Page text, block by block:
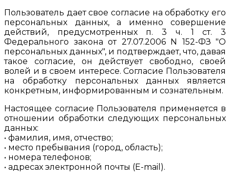
Пользователь дает свое согласие на обработку его
персональных данных, а именно совершение
действий, предусмотренных п. 3 ч. 1 ст. 3
Федерального закона от 27.07.2006 N 152-ФЗ "О
персональных данных", и подтверждает, что, давая
такое согласие, он действует свободно, своей
волей и в своем интересе. Согласие Пользователя
на обработку персональных данных является
конкретным, информированным и сознательным.
Настоящее согласие Пользователя применяется в
отношении обработки следующих персональных
данных:
• фамилия, имя, отчество;
• место пребывания (город, область);
• номера телефонов;
• адресах электронной почты (E-mail).